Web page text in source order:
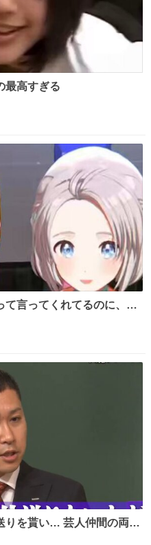
最高すぎる
て言ってくれてるのに、一
を飲んでから「じゃん！」
分同士はいっぱいいると思
りを貰い… 芸人仲間の両親
逃し配信は